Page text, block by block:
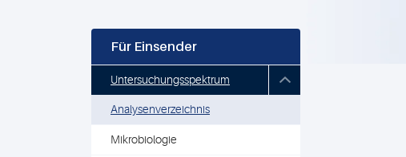
Für Einsender
Untersuchungsspektrum
Analysenverzeichnis
Mikrobiologie